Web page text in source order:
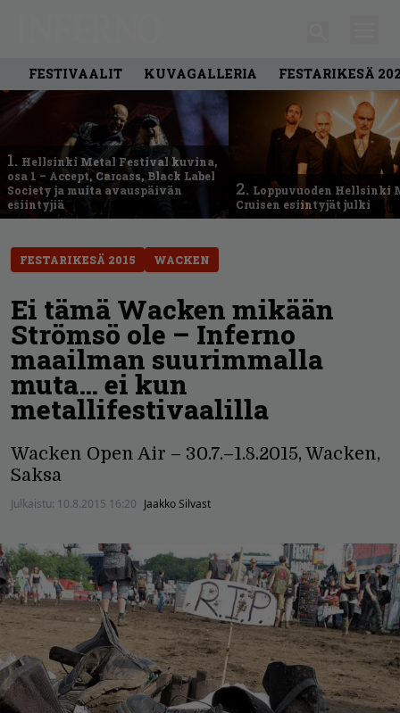
FESTIVAALIT KUVAGALLERIA FESTARIKESÄ
1. Hellsinki Metal Festival kuvina,
osa 1 – Accept, Carcass, Black Label
Society ja muita avauspäivän
esiintyjiä
2. Loppuvuoden Hellsinki
Cruisen esiintyjät julki
FESTARIKESÄ 2015 WACKEN
Ei tämä Wacken mikään
Strömsö ole – Inferno
maailman suurimmalla
muta… ei kun
metallifestivaalilla
Wacken Open Air – 30.7.–1.8.2015, Wacken,
Saksa
Julkaistu: 10.8.2015 16:20 Jaakko Silvast